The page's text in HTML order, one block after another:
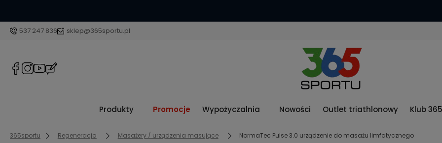
537 247 836 sklep@365sportu.pl
Produkty Promocje Wypożyczalnia Nowości Outlet triathlonowy Klub
365sportu Regeneracja Masażery / urządzenia masujące NormaTec Pulse 3.0 urządzenie do masażu limfatycznego